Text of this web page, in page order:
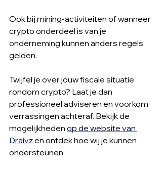
Ook bij mining-activiteiten of wanneer
crypto onderdeel is van je
onderneming kunnen anders regels
gelden.
Twijfel je over jouw fiscale situatie
rondom crypto? Laat je dan
professioneel adviseren en voorkom
verrassingen achteraf. Bekijk de
mogelijkheden op de website van
Draivz en ontdek hoe wij je kunnen
ondersteunen.